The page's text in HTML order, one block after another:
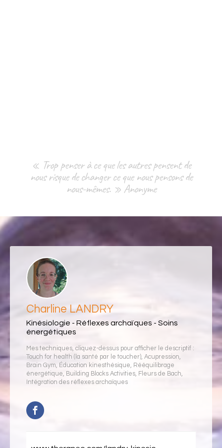
« Trop penser à ce que les autres pensent de
nous risque de changer ce que nous pensons de
nous-mêmes. » Anonyme
Charline LANDRY
Kinésiologie - Réflexes archaïques - Soins
énergétiques
Mes techniques, cliquez-dessus pour afficher le descriptif :
Touch for health (la santé par le toucher), Acupression,
Brain Gym, Éducation kinesthésique, Rééquilibrage
énergétique, Building Blocks Activities, Fleurs de Bach,
Intégration des réflexes archaïques